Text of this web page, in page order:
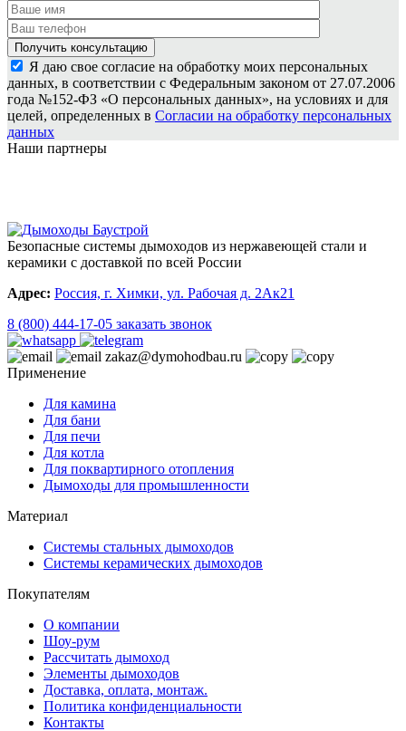
Я даю свое согласие на обработку моих персональных
данных, в соответствии с Федеральным законом от 27.07.2006
года №152-ФЗ «О персональных данных», на условиях и для
целей, определенных в Согласии на обработку персональных
данных
Наши партнеры
Безопасные системы дымоходов из нержавеющей стали и
керамики с доставкой по всей России
Адрес: Россия, г. Химки, ул. Рабочая д. 2Ак21
8 (800) 444-17-05 заказать звонок
zakaz@dymohodbau.ru
Применение
Для камина
Для бани
Для печи
Для котла
Для поквартирного отопления
Дымоходы для промышленности
Материал
Системы стальных дымоходов
Системы керамических дымоходов
Покупателям
О компании
Шоу-рум
Рассчитать дымоход
Элементы дымоходов
Доставка, оплата, монтаж.
Политика конфиденциальности
Контакты